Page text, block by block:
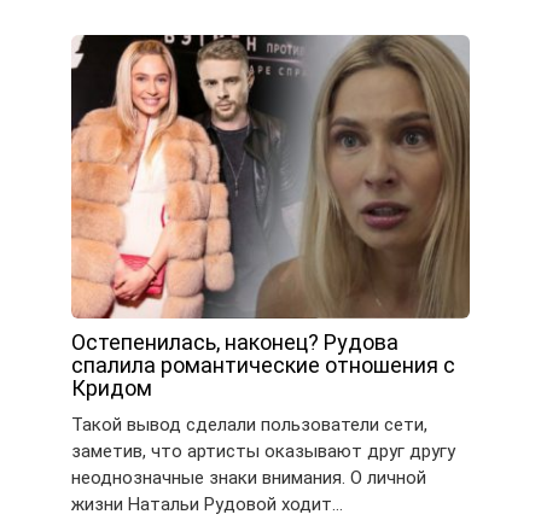
Остепенилась, наконец? Рудова
спалила романтические отношения с
Кридом
Такой вывод сделали пользователи сети,
заметив, что артисты оказывают друг другу
неоднозначные знаки внимания. О личной
жизни Натальи Рудовой ходит…